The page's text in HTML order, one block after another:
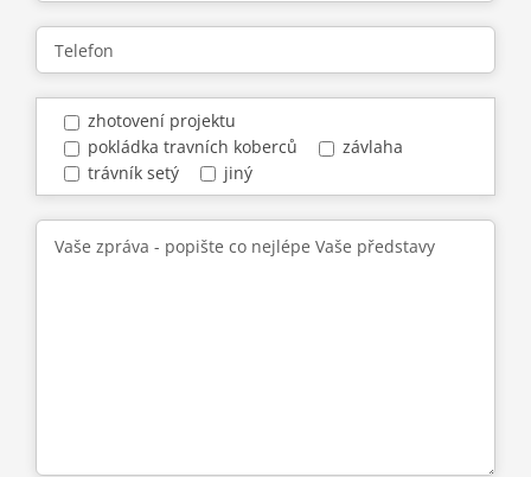
zhotovení projektu
pokládka travních koberců
závlaha
trávník setý
jiný